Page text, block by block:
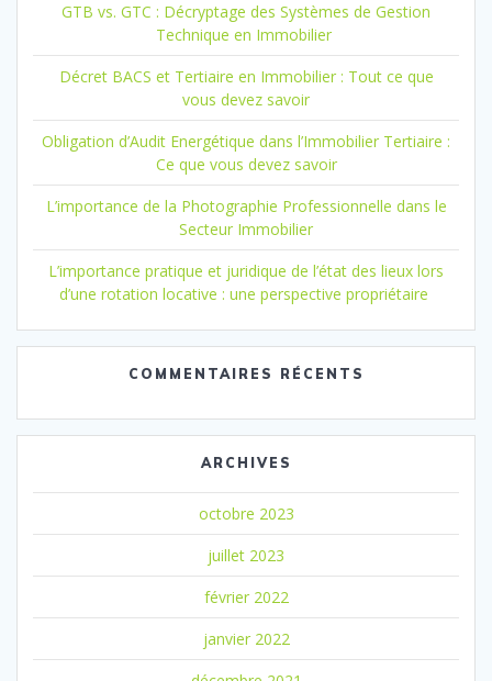
GTB vs. GTC : Décryptage des Systèmes de Gestion
Technique en Immobilier
Décret BACS et Tertiaire en Immobilier : Tout ce que
vous devez savoir
Obligation d’Audit Energétique dans l’Immobilier Tertiaire :
Ce que vous devez savoir
L’importance de la Photographie Professionnelle dans le
Secteur Immobilier
L’importance pratique et juridique de l’état des lieux lors
d’une rotation locative : une perspective propriétaire
COMMENTAIRES RÉCENTS
ARCHIVES
octobre 2023
juillet 2023
février 2022
janvier 2022